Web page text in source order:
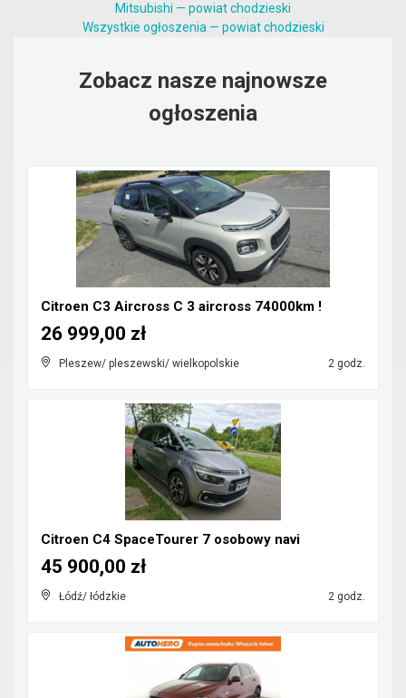
Mitsubishi — powiat chodzieski
Wszystkie ogłoszenia — powiat chodzieski
Zobacz nasze najnowsze
ogłoszenia
Citroen C3 Aircross C 3 aircross 74000km !
Pleszew/ pleszewski/ wielkopolskie 2 godz.
26 999,00 zł
Citroen C4 SpaceTourer 7 osobowy navi
Łódź/ łódzkie 2 godz.
45 900,00 zł